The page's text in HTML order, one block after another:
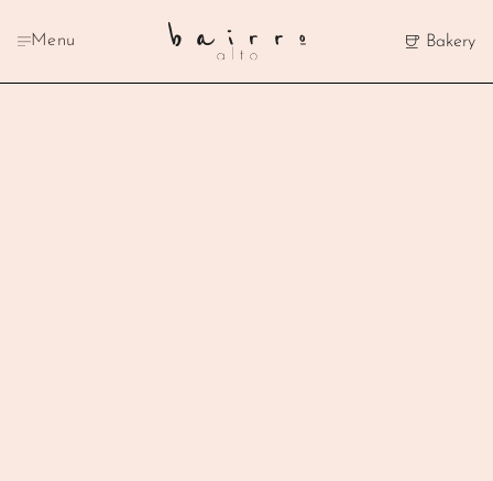
Menu Bakery